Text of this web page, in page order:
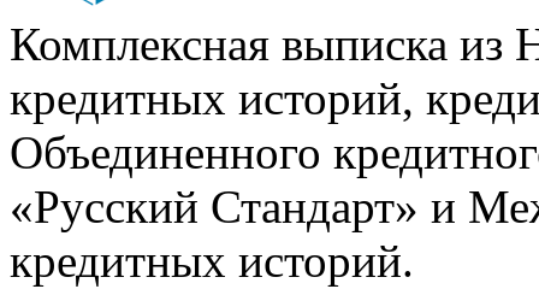
Комплексная выписка из
кредитных историй,
Объединенного
«Русский Стандарт» и
кредитных историй.